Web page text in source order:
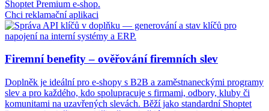
Shoptet Premium e-shop.
Chci reklamační aplikaci
Firemní benefity – ověřování firemních slev
Doplněk je ideální pro e-shopy s B2B a zaměstnaneckými programy
slev a pro každého, kdo spolupracuje s firmami, odbory, kluby či
komunitami na uzavřených slevách. Běží jako standardní Shoptet